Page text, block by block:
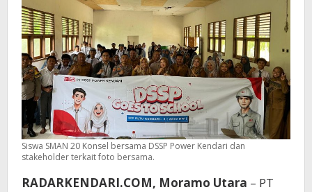
Siswa SMAN 20 Konsel bersama DSSP Power Kendari dan
stakeholder terkait foto bersama.
RADARKENDARI.COM, Moramo Utara – PT